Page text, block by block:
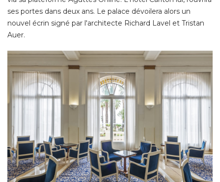
ses portes dans deux ans. Le palace dévoilera alors un
nouvel écrin signé par l'architecte Richard Lavel et Tristan
Auer.